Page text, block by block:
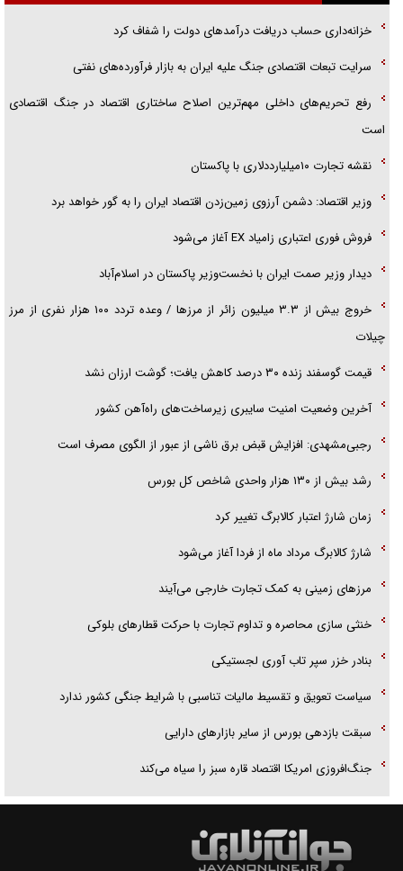
پلیس
خزانه‌داری حساب دریافت درآمد‌های دولت را شفاف کرد
سرایت تبعات اقتصادی جنگ علیه ایران به بازار فرآورده‌های نفتی
رفع تحریم‌های داخلی مهم‌ترین اصلاح ساختاری اقتصاد در جنگ اقتصادی
است
نقشه تجارت ۱۰میلیارددلاری با پاکستان
وزیر اقتصاد: دشمن آرزوی زمین‌زدن اقتصاد ایران را به گور خواهد برد
فروش فوری اعتباری زامیاد EX آغاز می‌شود
دیدار وزیر صمت ایران با نخست‌وزیر پاکستان در اسلام‌آباد
خروج بیش از ۳.۳ میلیون زائر از مرز‌ها / وعده تردد ۱۰۰ هزار نفری از مرز
چیلات
قیمت گوسفند زنده ۳۰ درصد کاهش یافت؛ گوشت ارزان نشد
آخرین وضعیت امنیت سایبری زیرساخت‌های راه‌آهن کشور
رجبی‌مشهدی: افزایش قبض برق ناشی از عبور از الگوی مصرف است
رشد بیش از ۱۳۰ هزار واحدی شاخص کل بورس
زمان شارژ اعتبار کالابرگ تغییر کرد
شارژ کالابرگ مرداد ماه از فردا آغاز می‌شود
مرز‌های زمینی به کمک تجارت خارجی می‌آیند
خنثی سازی محاصره و تداوم تجارت با حرکت قطار‌های بلوکی
بنادر خزر سپر تاب آوری لجستیکی
سیاست تعویق و تقسیط مالیات تناسبی با شرایط جنگی کشور ندارد
سبقت بازدهی بورس از سایر بازار‌های دارایی
جنگ‌افروزی امریکا اقتصاد قاره سبز را سیاه می‌کند